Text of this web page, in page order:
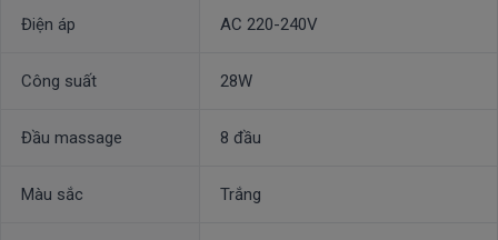
Điện áp AC 220-240V
Công suất 28W
Đầu massage 8 đầu
Màu sắc Trắng